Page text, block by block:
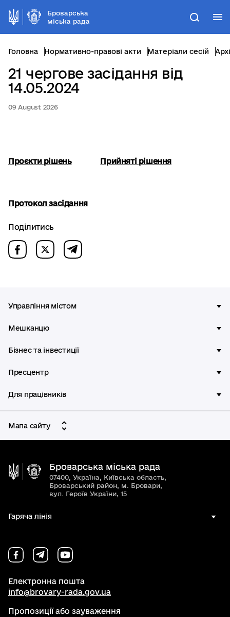
Броварська
міська рада
Пошук
Головна Нормативно-правові акти Матеріали сесій
21 чергове засідання від
14.05.2024
09 August 2026
Проєкти рішень Прийняті рішення
Протокол засідання
Поділитись
Управління містом
Мешканцю
Бізнес та інвестиції
Пресцентр
Для працівників
Мапа сайту
Броварська міська рада
07400, Україна, Київська область,
Броварський район, м. Бровари,
вул. Героїв України, 15
Гаряча лінія
Електронна пошта
info@brovary-rada.gov.ua
Пропозиції або зауваження